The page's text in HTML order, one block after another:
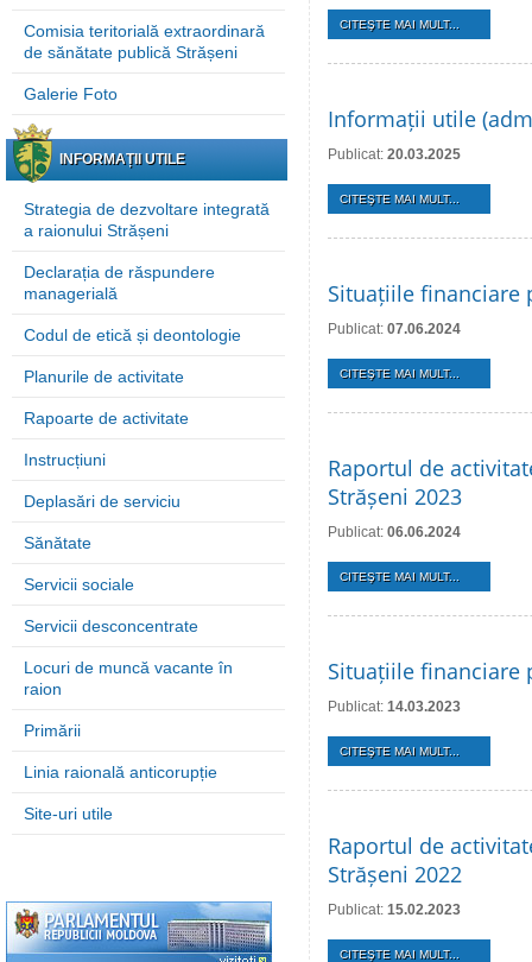
Comisia teritorială extraordinară
de sănătate publică Strășeni
Galerie Foto
INFORMAȚII UTILE
Strategia de dezvoltare integrată
a raionului Strășeni
Declarația de răspundere
managerială
Codul de etică și deontologie
Planurile de activitate
Rapoarte de activitate
Instrucțiuni
Deplasări de serviciu
Sănătate
Servicii sociale
Servicii desconcentrate
Locuri de muncă vacante în
raion
Primării
Linia raională anticorupție
Site-uri utile
CITEŞTE MAI MULT...
Informații utile
Publicat: 20.03.2025
CITEŞTE MAI MULT...
Situațiile financiare
Publicat: 07.06.2024
CITEŞTE MAI MULT...
Raportul de
Strășeni 2023
Publicat: 06.06.2024
CITEŞTE MAI MULT...
Situațiile financiare
Publicat: 14.03.2023
CITEŞTE MAI MULT...
Raportul de
Strășeni 2022
Publicat: 15.02.2023
CITEŞTE MAI MULT...